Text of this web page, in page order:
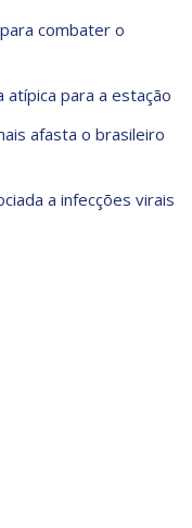
combater o
atípica para a estação
afasta o brasileiro
a infecções virais